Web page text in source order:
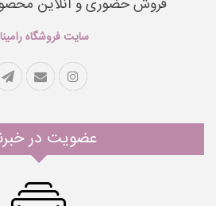
سایت فروشگاه
عضویت در